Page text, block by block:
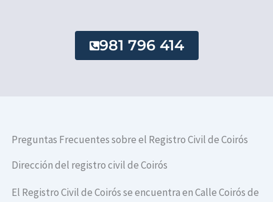
981 796 414
Preguntas Frecuentes sobre el Registro Civil de Coirós
Dirección del registro civil de Coirós
El Registro Civil de Coirós se encuentra en Calle Coirós de